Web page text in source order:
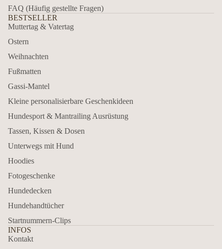
FAQ (Häufig gestellte Fragen)
BESTSELLER
Muttertag & Vatertag
Ostern
Weihnachten
Fußmatten
Gassi-Mantel
Kleine personalisierbare Geschenkideen
Hundesport & Mantrailing Ausrüstung
Tassen, Kissen & Dosen
Unterwegs mit Hund
Hoodies
Fotogeschenke
Hundedecken
Hundehandtücher
Startnummern-Clips
INFOS
Kontakt